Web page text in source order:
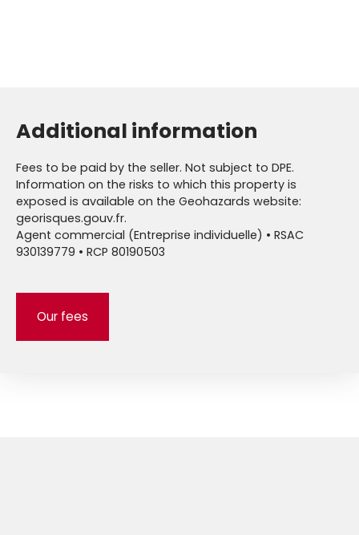
Additional information
Fees to be paid by the seller. Not subject to DPE.
Information on the risks to which this property is
exposed is available on the Geohazards website:
georisques.gouv.fr.
Agent commercial (Entreprise individuelle) • RSAC
930139779 • RCP 80190503
Our fees